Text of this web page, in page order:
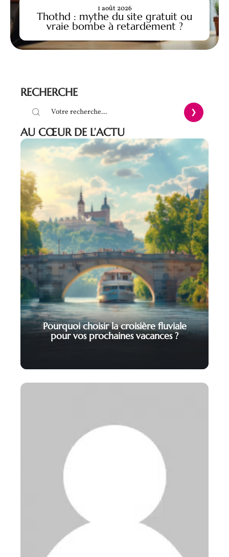
Thothd : mythe du site gratuit ou
vraie bombe à retardement ?
1 août 2026
RECHERCHE
AU CŒUR DE L’ACTU
Pourquoi choisir la croisière fluviale
pour vos prochaines vacances ?